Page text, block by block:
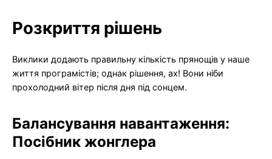
Розкриття рішень
Виклики додають правильну кількість прянощів у наше
життя програмістів; однак рішення, ах! Вони ніби
прохолодний вітер після дня під сонцем.
Балансування навантаження:
Посібник жонглера